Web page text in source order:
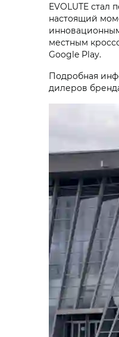
EVOLUTE
настоящий
местным
Google Play.
Подробная
дилеров